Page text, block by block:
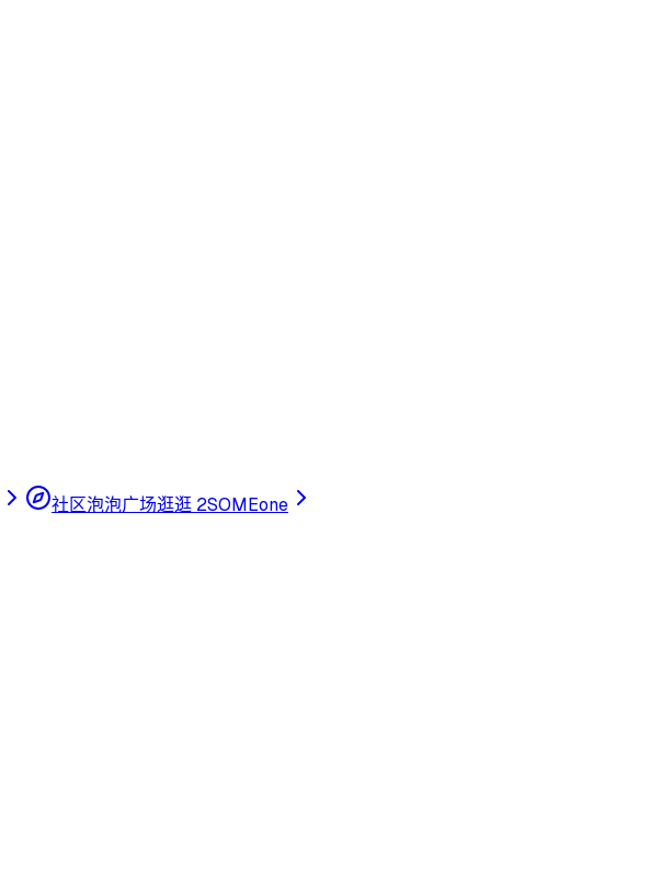
社区泡泡广场逛逛 2SOMEone